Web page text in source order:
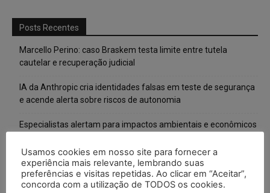
Posts Recentes
Marcello Perino: caso Braskem testa limite entre tutela
cautelar e recuperação judicial
IA da Anthropic cria identidades falsas em teste de segurança
e acende alerta sobre riscos de autonomia
Especialistas alertam para impactos ambientais e econômicos
TSE reforça que sistemas das urnas eletrônicas tornam-se
invioláveis após assinatura digital e lacração
Usamos cookies em nosso site para fornecer a
experiência mais relevante, lembrando suas
preferências e visitas repetidas. Ao clicar em “Aceitar”,
concorda com a utilização de TODOS os cookies.